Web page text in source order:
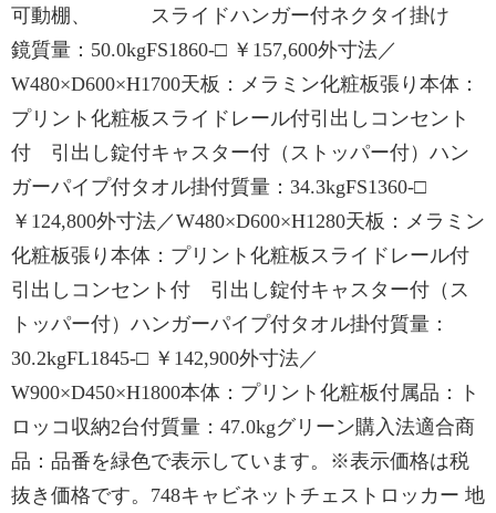
可動棚、 スライドハンガー付ネクタイ掛け
鏡質量：50.0kgFS1860-□ ￥157,600外寸法／
W480×D600×H1700天板：メラミン化粧板張り本体：
プリント化粧板スライドレール付引出しコンセント
付 引出し錠付キャスター付（ストッパー付）ハン
ガーパイプ付タオル掛付質量：34.3kgFS1360-□
￥124,800外寸法／W480×D600×H1280天板：メラミン
化粧板張り本体：プリント化粧板スライドレール付
引出しコンセント付 引出し錠付キャスター付（ス
トッパー付）ハンガーパイプ付タオル掛付質量：
30.2kgFL1845-□ ￥142,900外寸法／
W900×D450×H1800本体：プリント化粧板付属品：ト
ロッコ収納2台付質量：47.0kgグリーン購入法適合商
品：品番を緑色で表示しています。※表示価格は税
抜き価格です。748キャビネットチェストロッカー 地